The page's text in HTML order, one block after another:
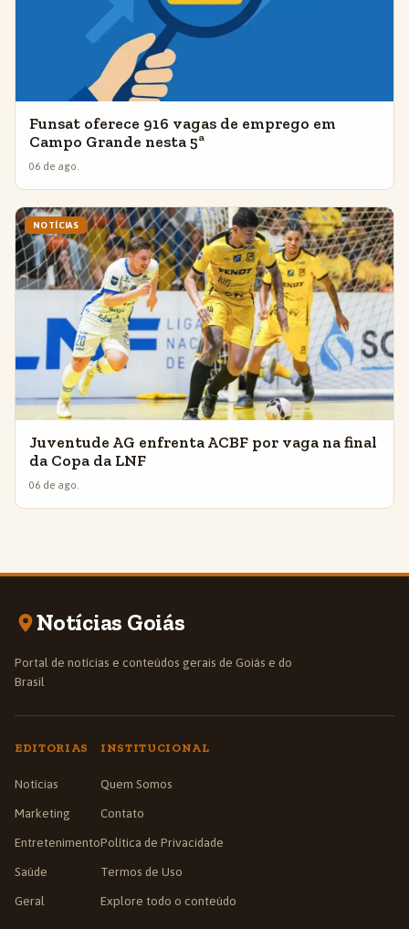
Funsat oferece 916 vagas de emprego em
Campo Grande nesta 5ª
06 de ago.
NOTÍCIAS
Juventude AG enfrenta ACBF por vaga na final
da Copa da LNF
06 de ago.
Notícias Goiás
Portal de notícias e conteúdos gerais de Goiás e do
Brasil
EDITORIAS
Notícias
Marketing
Entretenimento
Saúde
Geral
INSTITUCIONAL
Quem Somos
Contato
Política de Privacidade
Termos de Uso
Explore todo o conteúdo